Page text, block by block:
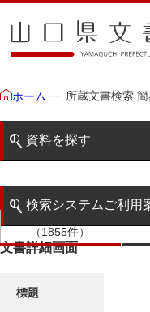
ホーム 所蔵文書検索
資料を探す
階層検索
検索システムご利用
検索システムの利用につ
（1855件）
文書詳細画面
標題